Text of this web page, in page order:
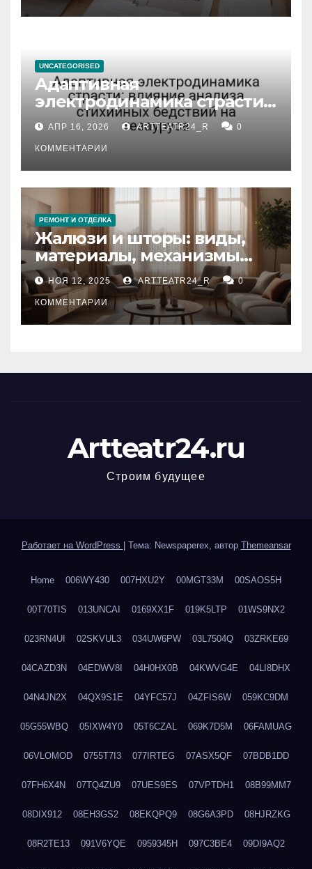
UNCATEGORISED
Адаптивная
электродинамика страсти:
влияние анализа
стихийных бедствий на
тезауруса
АПР 16, 2026 ARTTEATR24_R 0
КОММЕНТАРИИ
РЕМОНТ И ОТДЕЛКА
Жалюзи и шторы: виды,
материалы, механизмы
управления и уход
НОЯ 12, 2025 ARTTEATR24_R 0
КОММЕНТАРИИ
Artteatr24.ru
Строим будущее
Работает на WordPress Тема: Newspaperex, автор Themeansar
Home 006WY430 007HXU2Y 00MGT33M 00SAOS5H
00T70TIS 013UNCAI 0169XX1F 019K5LTP 01WS9NX2
023RN4UI 02SKVUL3 034UW6PW 03L7504Q 03ZRKE69
04CAZD3N 04EDWV8I 04H0HX0B 04KWVG4E 04LI8DHX
04N4JN2X 04QX9S1E 04YFC57J 04ZFIS6W 059KC9DM
05G55WBQ 05IXW4Y0 05T6CZAL 069K7D5M 06FAMUAG
06VLOMOD 0755T7I3 077IRTEG 07ASX5QF 07BDB1DD
07FH6X4N 07TQ4ZU9 07UES9ES 07VPTDH1 08B99MM7
08DIX912 08EH3GS2 08EKQPQ9 08G6A3PD 08HJRZKG
08R2TE13 091V6YQE 0959345H 097C3BE4 09DI9AQ2